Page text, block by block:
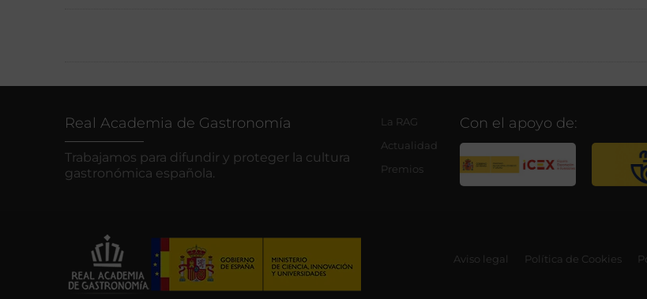
Real Academia de Gastronomía
Trabajamos para difundir y proteger la cultura
gastronómica española.
La RAG
Actualidad
Premios
Con el apoyo de:
Aviso legal Política de Cookies